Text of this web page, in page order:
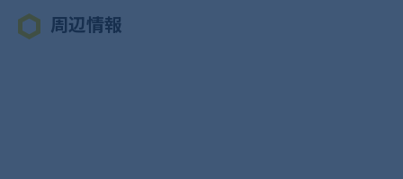
周辺情報